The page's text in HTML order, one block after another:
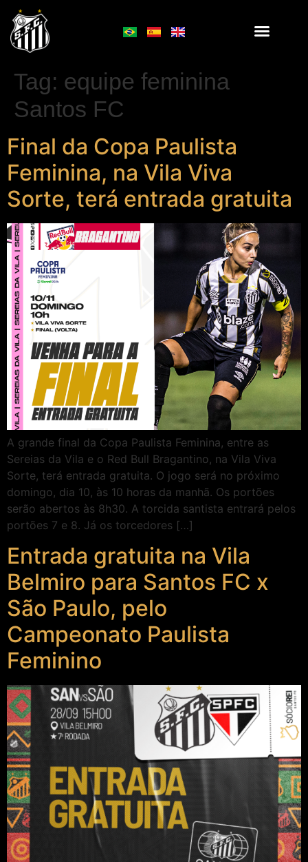
Tag: equipe feminina
Santos FC
Final da Copa Paulista
Feminina, na Vila Viva
Sorte, terá entrada gratuita
A grande final da Copa Paulista Feminina, entre as
Sereias da Vila e o Red Bull Bragantino, na Vila Viva
Sorte, terá entrada gratuita. O jogo será no próximo
domingo, dia 10, às 10 horas da manhã. Os portões
serão abertos às 8h30. A torcida santista entrará pelos
portões 7 e 8. Já os torcedores […]
Entrada gratuita na Vila
Belmiro para Santos FC x
São Paulo, pelo
Campeonato Paulista
Feminino